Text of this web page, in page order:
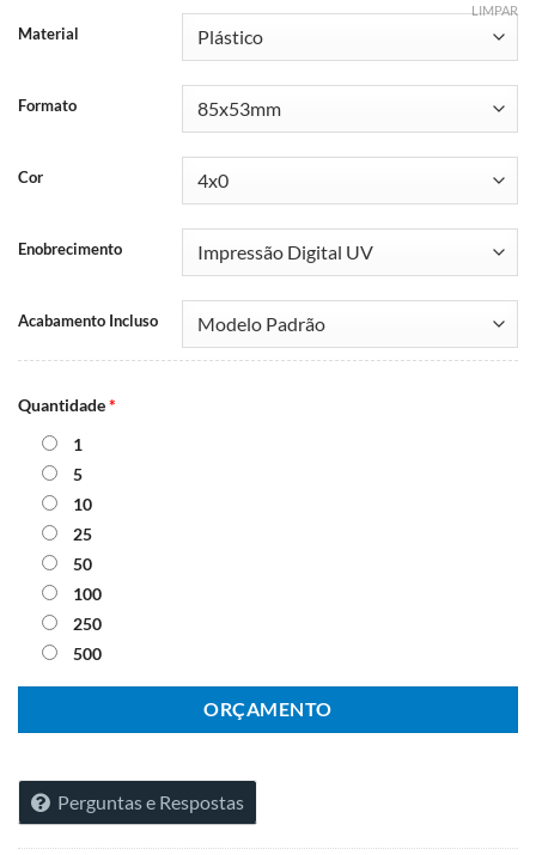
Material
Formato
Cor
Enobrecimento
Acabamento Incluso
LIMPAR
Quantidade*
1
5
10
25
50
100
250
500
ORÇAMENTO
Perguntas e Respostas